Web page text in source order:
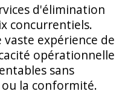
d'élimination
concurrentiels.
expérience de
opérationnelle
sans
la conformité.